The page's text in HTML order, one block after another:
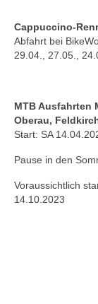
Cappuccino-
Abfahrt bei
29.04., 27.05.,
MTB Ausfahrten
Oberau,
Start: SA
Pause in den
Voraussichtlich
14.10.2023